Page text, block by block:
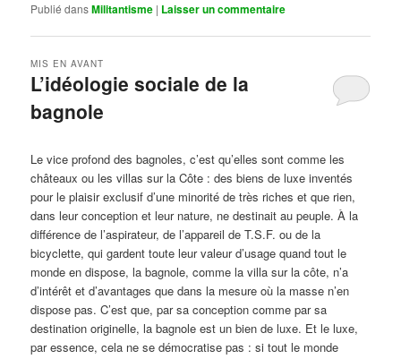
Publié dansMilitantisme | Laisser un commentaire
L’idéologie sociale de la
bagnole
MIS EN AVANT
Le vice profond des bagnoles, c’est qu’elles sont comme les
châteaux ou les villas sur la Côte : des biens de luxe inventés
pour le plaisir exclusif d’une minorité de très riches et que rien,
dans leur conception et leur nature, ne destinait au peuple. À la
différence de l’aspirateur, de l’appareil de T.S.F. ou de la
bicyclette, qui gardent toute leur valeur d’usage quand tout le
monde en dispose, la bagnole, comme la villa sur la côte, n’a
d’intérêt et d’avantages que dans la mesure où la masse n’en
dispose pas. C’est que, par sa conception comme par sa
destination originelle, la bagnole est un bien de luxe. Et le luxe,
par essence, cela ne se démocratise pas : si tout le monde